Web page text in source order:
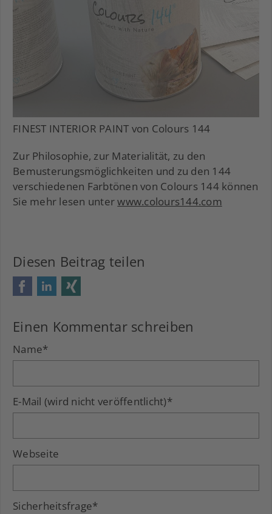
FINEST INTERIOR PAINT von Colours 144
Zur Philosophie, zur Materialität, zu den
Bemusterungsmöglichkeiten und zu den 144
verschiedenen Farbtönen von Colours 144 können
Sie mehr lesen unterwww.colours144.com
Diesen Beitrag teilen
FacebookLinkedIn
Einen Kommentar schreiben
Name*
E-Mail (wird nicht veröffentlicht)*
Webseite
Sicherheitsfrage*